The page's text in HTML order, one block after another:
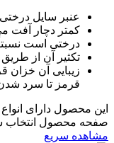
عنبر سایل درختی
کمتر دچار آفت
درختی است
تکثیر آن از
زیبایی آن خزان
قرمز تا سرد
این محصول دارای
صفحه محصول انتخاب
مشاهده سریع